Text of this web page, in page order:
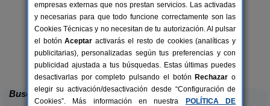
10-19+5 pers.
desde33 €
Cal Ponç de Belians
Vallcebre (Barcelona)
Buscar
empresas externas que nos prestan servicios. Las activadas
y necesarias para que todo funcione correctamente son las
Cookies Técnicas y no necesitan de tu autorización. Al pulsar
el botónAceptar activarás el resto de cookies (analíticas y
publicitarias), personalizadas según tus preferencias y con
publicidad ajustada a tus búsquedas. Estas últimas puedes
desactivarlas por completo pulsando el botón Rechazar o
elegir su activación/desactivación desde “Configuración de
Cookies”. Más información en nuestra
POLÍTICA DE